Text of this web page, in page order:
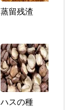
蒸留残渣
ハスの種